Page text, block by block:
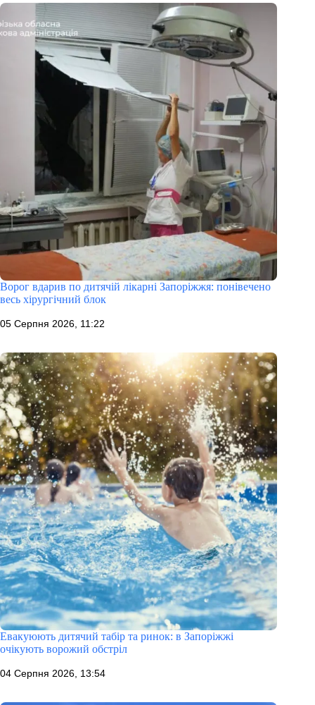
Ворог вдарив по дитячій лікарні Запоріжжя: понівечено
весь хірургічний блок
05 Серпня 2026, 11:22
Евакуюють дитячий табір та ринок: в Запоріжжі
очікують ворожий обстріл
04 Серпня 2026, 13:54